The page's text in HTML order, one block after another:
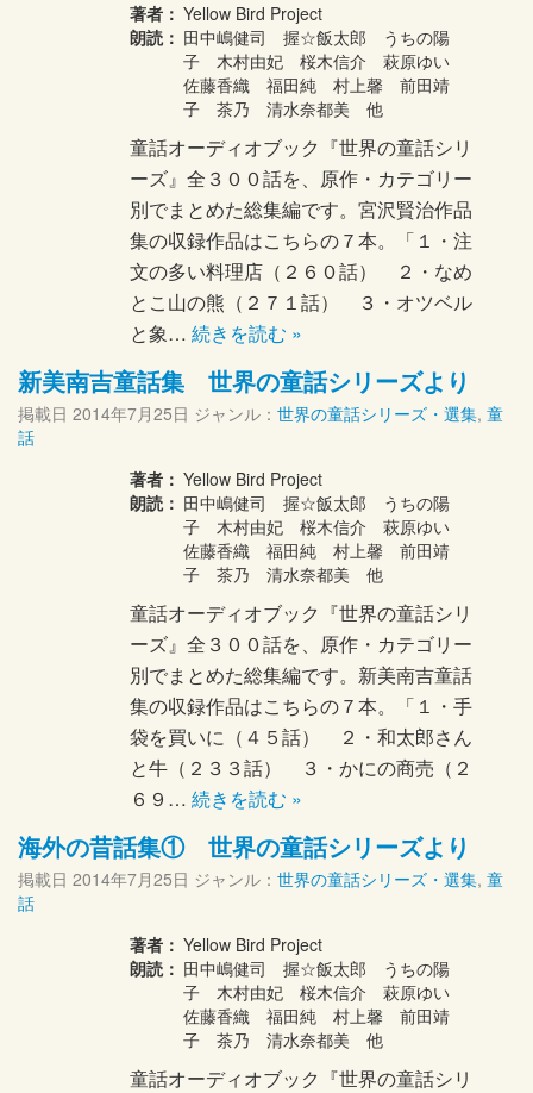
著者： Yellow Bird Project
朗読： 田中嶋健司 握☆飯太郎 うちの陽
子 木村由妃 桜木信介 萩原ゆい
佐藤香織 福田純 村上馨 前田靖
子 茶乃 清水奈都美 他
童話オーディオブック『世界の童話シリ
ーズ』全３００話を、原作・カテゴリー
別でまとめた総集編です。宮沢賢治作品
集の収録作品はこちらの７本。「１・注
文の多い料理店（２６０話） ２・なめ
とこ山の熊（２７１話） ３・オツベル
と象… 続きを読む »
新美南吉童話集 世界の童話シリーズより
掲載日 2014年7月25日 ジャンル： 世界の童話シリーズ・選集, 童
話
著者： Yellow Bird Project
朗読： 田中嶋健司 握☆飯太郎 うちの陽
子 木村由妃 桜木信介 萩原ゆい
佐藤香織 福田純 村上馨 前田靖
子 茶乃 清水奈都美 他
童話オーディオブック『世界の童話シリ
ーズ』全３００話を、原作・カテゴリー
別でまとめた総集編です。新美南吉童話
集の収録作品はこちらの７本。「１・手
袋を買いに（４５話） ２・和太郎さん
と牛（２３３話） ３・かにの商売（２
６９… 続きを読む »
海外の昔話集① 世界の童話シリーズより
掲載日 2014年7月25日 ジャンル： 世界の童話シリーズ・選集, 童
話
著者： Yellow Bird Project
朗読： 田中嶋健司 握☆飯太郎 うちの陽
子 木村由妃 桜木信介 萩原ゆい
佐藤香織 福田純 村上馨 前田靖
子 茶乃 清水奈都美 他
童話オーディオブック『世界の童話シリ